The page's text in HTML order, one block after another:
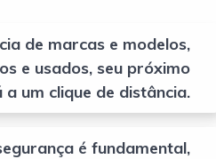
de marcas e modelos,
e usados, seu próximo
um clique de distância.
é fundamental,